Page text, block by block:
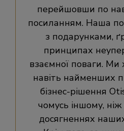
перейшовши по
посиланням. Наша
з подарунками,
принципах
взаємної поваги. Ми
навіть найменших
бізнес-рішення
чомусь іншому,
досягненнях